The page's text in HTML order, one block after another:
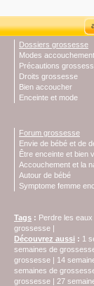
Dossiers grossesse
Modes accouchement
Précautions
Droits grossesse
Bien accoucher
Enceinte et mode
Forum grossesse
Envie de bébé et de
Être enceinte et bien
Accouchement et la
Autour de bébé
Symptome femme
Tags : Perdre les eaux
grossesse |
Découvrez aussi : 1
semaines de
grossesse | 14
semaines de
grossesse | 27